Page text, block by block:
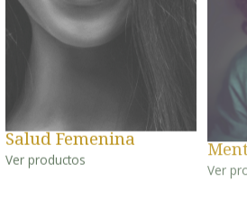
Salud Femenina
Ver productos Ver